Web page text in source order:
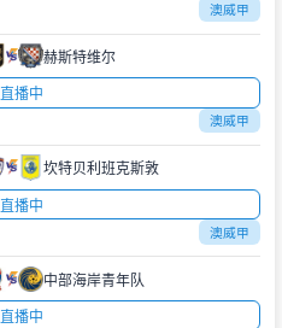
澳威甲
赫斯特维尔
直播中
澳威甲
坎特贝利班克斯敦
直播中
澳威甲
中部海岸青年队
直播中